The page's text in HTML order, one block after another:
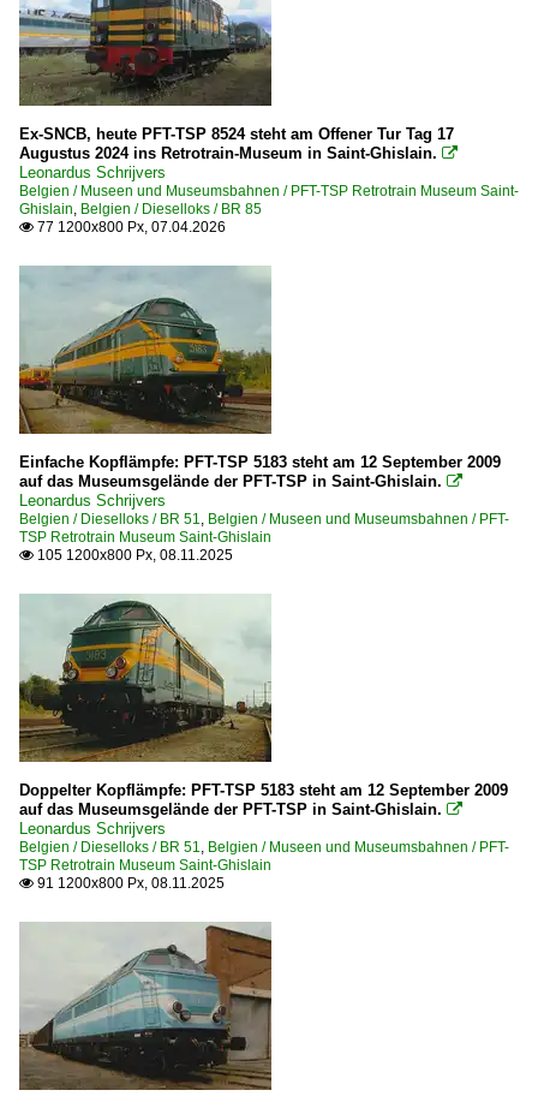
BR 64 pr. P8
Dieselloks
BR 51
BR 52 · BR 53 · BR 54
BR 55
BR 59
BR 61
BR 62 · BR 63 HLD
BR 70
BR 80 · BR 260
BR 84
BR 85
~ Sonstige
Dieselloks | Kleinloks
Dieseltriebzüge
BR 43
E-Loks
BR 20
BR 22
BR 23
E-Loks | Mehrsystem
BR 18 HLE
BR 18 ·EuroSprinter·
2020
2020
2022
2024
2025
2026
Ex-SNCB, heute PFT-TSP 8524 steht am Offener Tur Tag 17
Augustus 2024 ins Retrotrain-Museum in Saint-Ghislain. 
Leonardus Schrijvers
Belgien / Museen und Museumsbahnen / PFT-TSP Retrotrain Museum Saint-
Ghislain, Belgien / Dieselloks / BR 85
 77 1200x800 Px, 07.04.2026
Einfache Kopflämpfe: PFT-TSP 5183 steht am 12 September 2009
auf das Museumsgelände der PFT-TSP in Saint-Ghislain. 
Leonardus Schrijvers
Belgien / Dieselloks / BR 51, Belgien / Museen und Museumsbahnen / PFT-
TSP Retrotrain Museum Saint-Ghislain
 105 1200x800 Px, 08.11.2025
Doppelter Kopflämpfe: PFT-TSP 5183 steht am 12 September 2009
auf das Museumsgelände der PFT-TSP in Saint-Ghislain. 
Leonardus Schrijvers
Belgien / Dieselloks / BR 51, Belgien / Museen und Museumsbahnen / PFT-
TSP Retrotrain Museum Saint-Ghislain
 91 1200x800 Px, 08.11.2025